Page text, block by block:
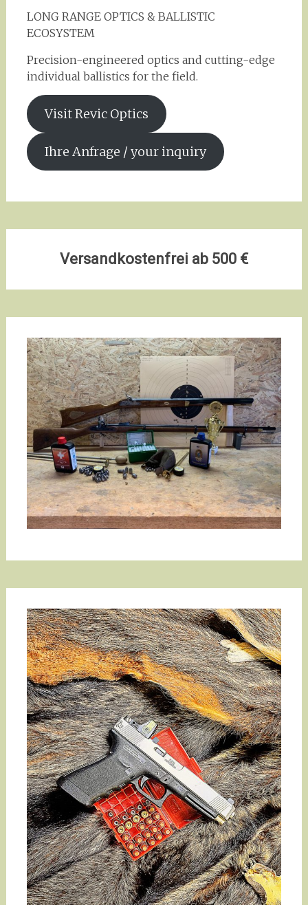
LONG RANGE OPTICS & BALLISTIC
ECOSYSTEM
Precision-engineered optics and cutting-edge
individual ballistics for the field.
Visit Revic Optics
Ihre Anfrage / your inquiry
Versandkostenfrei ab 500 €